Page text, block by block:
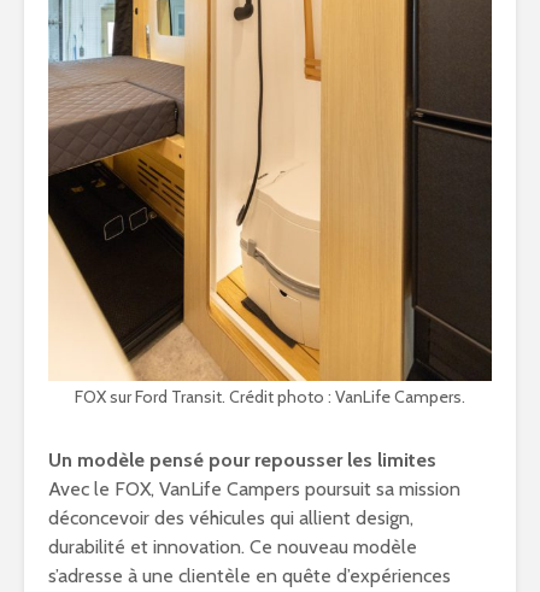
FOX sur Ford Transit. Crédit photo : VanLife Campers.
Un modèle pensé pour repousser les limites
Avec le FOX, VanLife Campers poursuit sa mission
déconcevoir des véhicules qui allient design,
durabilité et innovation. Ce nouveau modèle
s’adresse à une clientèle en quête d’expériences